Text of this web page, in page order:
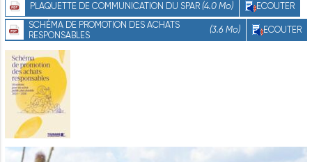
PLAQUETTE DE COMMUNICATION DU SPAR (4.0 Mo)
ECOUTER
SCHÉMA DE PROMOTION DES ACHATS
RESPONSABLES
(3.6 Mo) ECOUTER